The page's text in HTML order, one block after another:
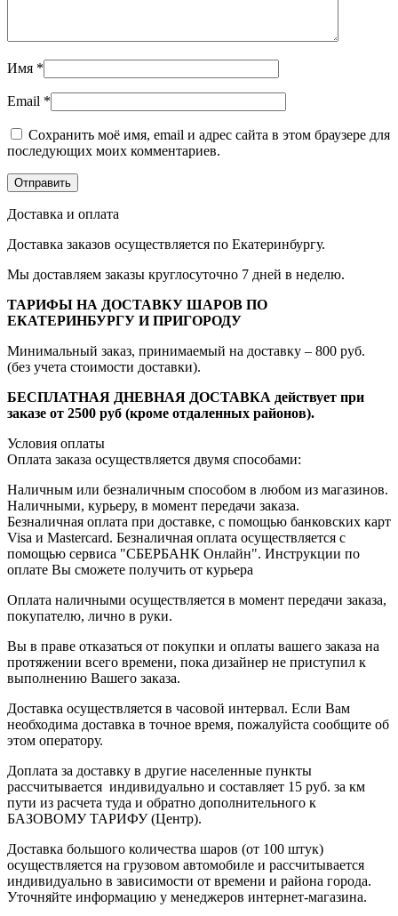
Имя *
Email *
Сохранить моё имя, email и адрес сайта в этом браузере для
последующих моих комментариев.
Доставка и оплата
Доставка заказов осуществляется по Екатеринбургу.
Мы доставляем заказы круглосуточно 7 дней в неделю.
ТАРИФЫ НА ДОСТАВКУ ШАРОВ ПО
ЕКАТЕРИНБУРГУ И ПРИГОРОДУ
Минимальный заказ, принимаемый на доставку – 800 руб.
(без учета стоимости доставки).
БЕСПЛАТНАЯ ДНЕВНАЯ ДОСТАВКА действует при
заказе от 2500 руб (кроме отдаленных районов).
Условия оплаты
Оплата заказа осуществляется двумя способами:
Наличным или безналичным способом в любом из магазинов.
Наличными, курьеру, в момент передачи заказа.
Безналичная оплата при доставке, с помощью банковских карт
Visa и Mastercard. Безналичная оплата осуществляется с
помощью сервиса "СБЕРБАНК Онлайн". Инструкции по
оплате Вы сможете получить от курьера
Оплата наличными осуществляется в момент передачи заказа,
покупателю, лично в руки.
Вы в праве отказаться от покупки и оплаты вашего заказа на
протяжении всего времени, пока дизайнер не приступил к
выполнению Вашего заказа.
Доставка осуществляется в часовой интервал. Если Вам
необходима доставка в точное время, пожалуйста сообщите об
этом оператору.
Доплата за доставку в другие населенные пункты
рассчитывается индивидуально и составляет 15 руб. за км
пути из расчета туда и обратно дополнительного к
БАЗОВОМУ ТАРИФУ (Центр).
Доставка большого количества шаров (от 100 штук)
осуществляется на грузовом автомобиле и рассчитывается
индивидуально в зависимости от времени и района города.
Уточняйте информацию у менеджеров интернет-магазина.